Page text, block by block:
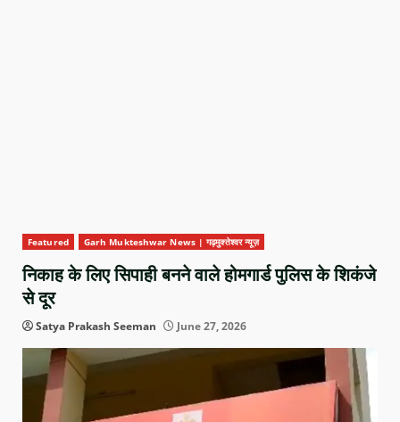
Featured Garh Mukteshwar News | गढ़मुक्तेश्वर न्यूज़
निकाह के लिए सिपाही बनने वाले होमगार्ड पुलिस के शिकंजे
से दूर
Satya Prakash Seeman June 27, 2026